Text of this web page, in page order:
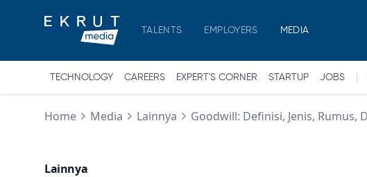
TALENTS EMPLOYERS MEDIA
TECHNOLOGY CAREERS EXPERT'S CORNER STARTUP JOBS
Home Media Lainnya Goodwill: Definisi, Jenis, Rumus,
Lainnya